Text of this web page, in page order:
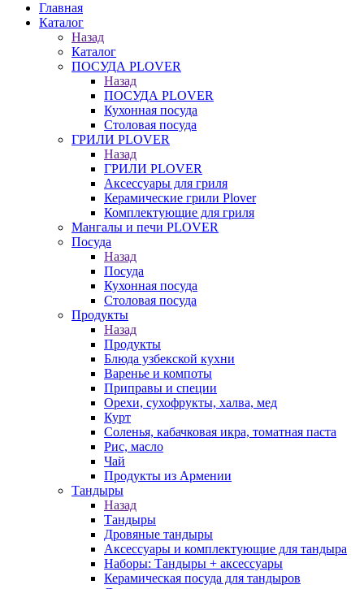
Главная
Каталог
Назад
Каталог
ПОСУДА PLOVER
Назад
ПОСУДА PLOVER
Кухонная посуда
Столовая посуда
ГРИЛИ PLOVER
Назад
ГРИЛИ PLOVER
Аксессуары для гриля
Керамические грили Plover
Комплектующие для гриля
Мангалы и печи PLOVER
Посуда
Назад
Посуда
Кухонная посуда
Столовая посуда
Продукты
Назад
Продукты
Блюда узбекской кухни
Варенье и компоты
Приправы и специи
Орехи, сухофрукты, халва, мед
Курт
Соленья, кабачковая икра, томатная паста
Рис, масло
Чай
Продукты из Армении
Тандыры
Назад
Тандыры
Дровяные тандыры
Аксессуары и комплектующие для тандыра
Наборы: Тандыры + аксессуары
Керамическая посуда для тандыров